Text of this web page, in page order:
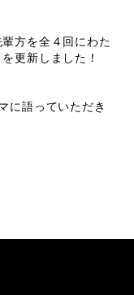
方を全４回にわた
更新しました！
に語っていただき